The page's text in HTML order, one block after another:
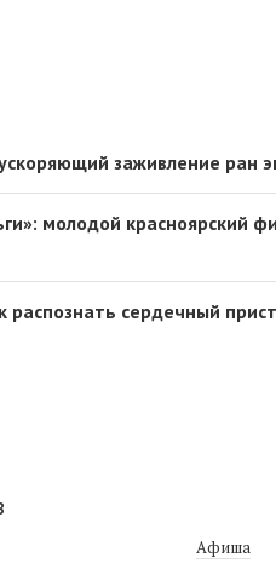
заживление ран
молодой красноярский
распознать сердечный
Афиша